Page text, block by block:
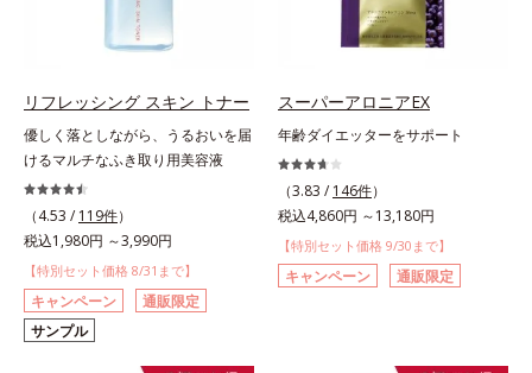
リフレッシング スキン トナー
優しく落としながら、うるおいを届
けるマルチなふき取り用美容液
（4.53 / 119件）
税込1,980円 ～3,990円
【特別セット価格 8/31まで】
キャンペーン
通販限定
サンプル
スーパーアロニアEX
年齢ダイエッターをサポート
（3.83 / 146件）
税込4,860円 ～13,180円
【特別セット価格 9/30まで】
キャンペーン 通販限定